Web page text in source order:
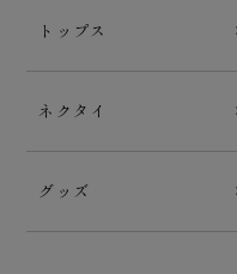
トップス
ネクタイ
グッズ